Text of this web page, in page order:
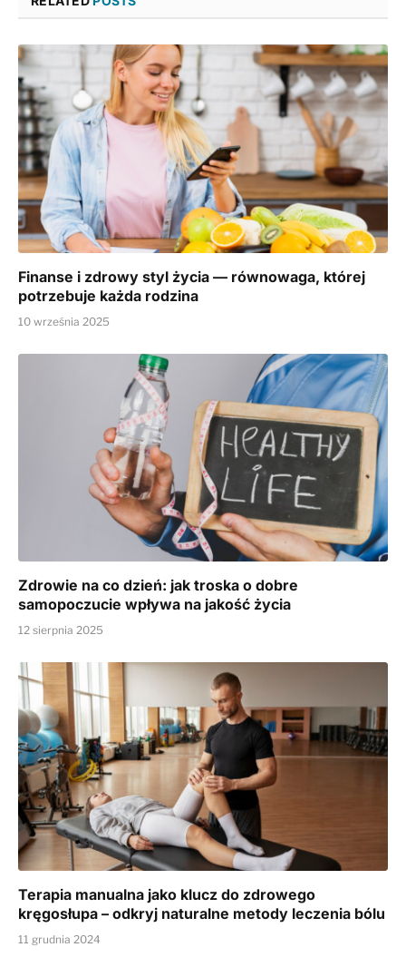
Finanse i zdrowy styl życia — równowaga, której
potrzebuje każda rodzina
10 września 2025
Zdrowie na co dzień: jak troska o dobre
samopoczucie wpływa na jakość życia
12 sierpnia 2025
Terapia manualna jako klucz do zdrowego
kręgosłupa – odkryj naturalne metody leczenia bólu
11 grudnia 2024